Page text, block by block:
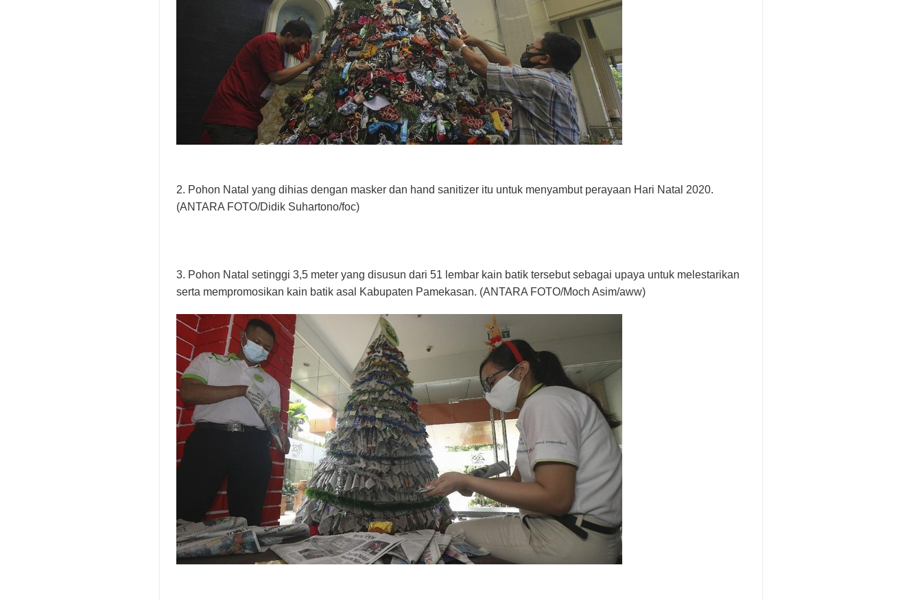
2. Pohon Natal yang dihias dengan masker dan hand sanitizer itu untuk menyambut perayaan Hari Natal 2020.
(ANTARA FOTO/Didik Suhartono/foc)
3. Pohon Natal setinggi 3,5 meter yang disusun dari 51 lembar kain batik tersebut sebagai upaya untuk melestarikan
serta mempromosikan kain batik asal Kabupaten Pamekasan. (ANTARA FOTO/Moch Asim/aww)